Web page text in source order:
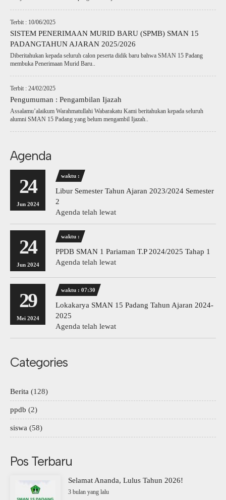
Terbit : 10/06/2025
SISTEM PENERIMAAN MURID BARU (SPMB) SMAN 15
PADANGTAHUN AJARAN 2025/2026
Diberitahukan kepada seluruh calon peserta didik baru bahwa SMAN 15 Padang
membuka Penerimaan Murid Baru..
Terbit : 24/02/2025
Pengumuman : Pengambilan Ijazah
Assalamu’alaikum Warahmatullahi Wabarakatu Kami beritahukan kepada seluruh
alumni SMAN 15 Padang yang belum mengambil Ijazah..
Agenda
24
Jun 2024
waktu :
Libur Semester Tahun Ajaran 2023/2024 Semester
2
Agenda telah lewat
24
Jun 2024
waktu :
PPDB SMAN 1 Pariaman T.P 2024/2025 Tahap 1
Agenda telah lewat
29
Mei 2024
waktu : 07:30
Lokakarya SMAN 15 Padang Tahun Ajaran 2024-
2025
Agenda telah lewat
Categories
Berita (128)
ppdb (2)
siswa (58)
Pos Terbaru
Selamat Ananda, Lulus Tahun 2026!
3 bulan yang lalu